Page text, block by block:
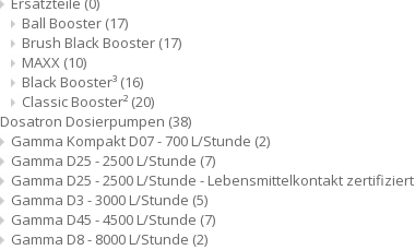
Ball Booster (17)
Brush Black Booster (17)
MAXX (10)
Black Booster³ (16)
Classic Booster² (20)
Dosatron Dosierpumpen (38)
Gamma Kompakt D07 - 700 L/Stunde (2)
Gamma D25 - 2500 L/Stunde (7)
Gamma D25 - 2500 L/Stunde - Lebensmittelkontakt zertifiziert
Gamma D3 - 3000 L/Stunde (5)
Gamma D45 - 4500 L/Stunde (7)
Gamma D8 - 8000 L/Stunde (2)